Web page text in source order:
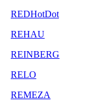
REDHotDot
REHAU
REINBERG
RELO
REMEZA